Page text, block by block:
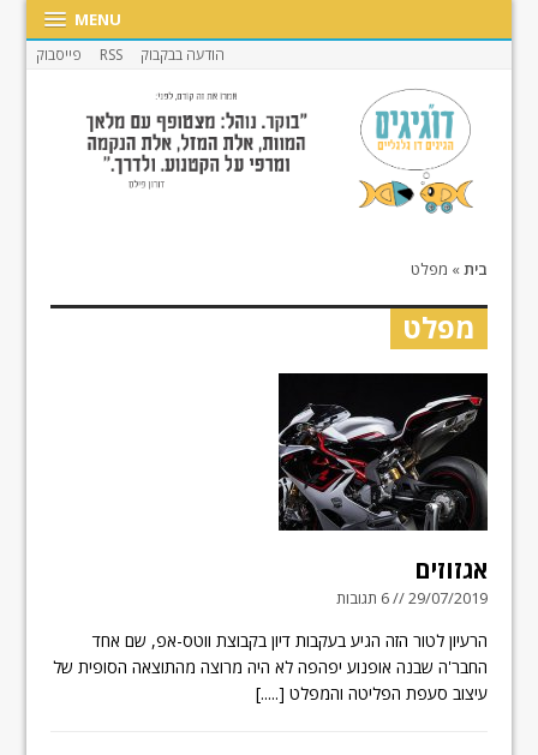
MENU
הודעה בבקבוק RSS פייסבוק
בית » מפלט
מפלט
אגזוזים
29/07/2019 // 6 תגובות
הרעיון לטור הזה הגיע בעקבות דיון בקבוצת ווטס-אפ, שם אחד
החבר'ה שבנה אופנוע יפהפה לא היה מרוצה מהתוצאה הסופית של
עיצוב סעפת הפליטה והמפלט [.....]